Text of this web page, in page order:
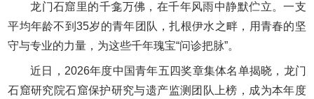
龙门石窟里的千龛万佛，在千年风雨中静默伫立。一支
平均年龄不到35岁的青年团队，扎根伊水之畔，用青春的坚
守与专业的力量，为这些千年瑰宝“问诊把脉”。
近日，2026年度中国青年五四奖章集体名单揭晓，龙门
石窟研究院石窟保护研究与遗产监测团队上榜，成为本年度